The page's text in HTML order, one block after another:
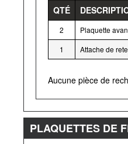
QTÉ
2 Plaquette
1
Attache de
Aucune pièce de
PLAQUETTES DE